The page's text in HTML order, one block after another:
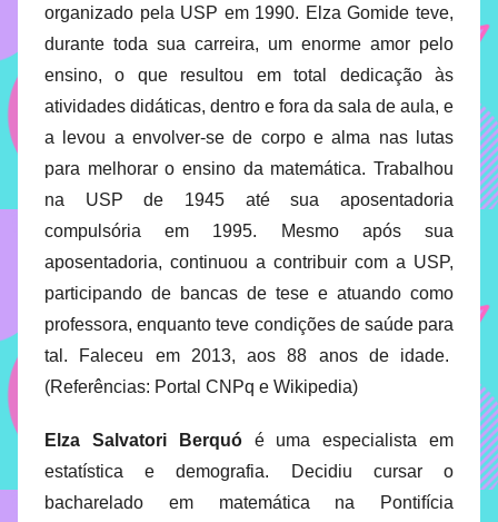
funcionários
soluções
pacificadoras
para
problemas
instituto,
bem
como
propor
ações
para
organizado pela USP em 1990. Elza Gomide teve,
durante toda sua carreira, um enorme amor pelo
ensino, o que resultou em total dedicação às
atividades didáticas, dentro e fora da sala de aula, e
a levou a envolver-se de corpo e alma nas lutas
para melhorar o ensino da matemática. Trabalhou
na USP de 1945 até sua aposentadoria
compulsória em 1995. Mesmo após sua
aposentadoria, continuou a contribuir com a USP,
participando de bancas de tese e atuando como
professora, enquanto teve condições de saúde para
tal. Faleceu em 2013, aos 88 anos de idade.
(Referências: Portal CNPq e Wikipedia)
Elza Salvatori Berquóé uma especialista em
estatística e demografia. Decidiu cursar o
bacharelado em matemática na Pontifícia